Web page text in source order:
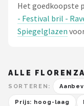
Het goedkoopste
- Festival bril -
Spiegelglazen
ALLE
SORTEREN:
Prijs: hoog-laag